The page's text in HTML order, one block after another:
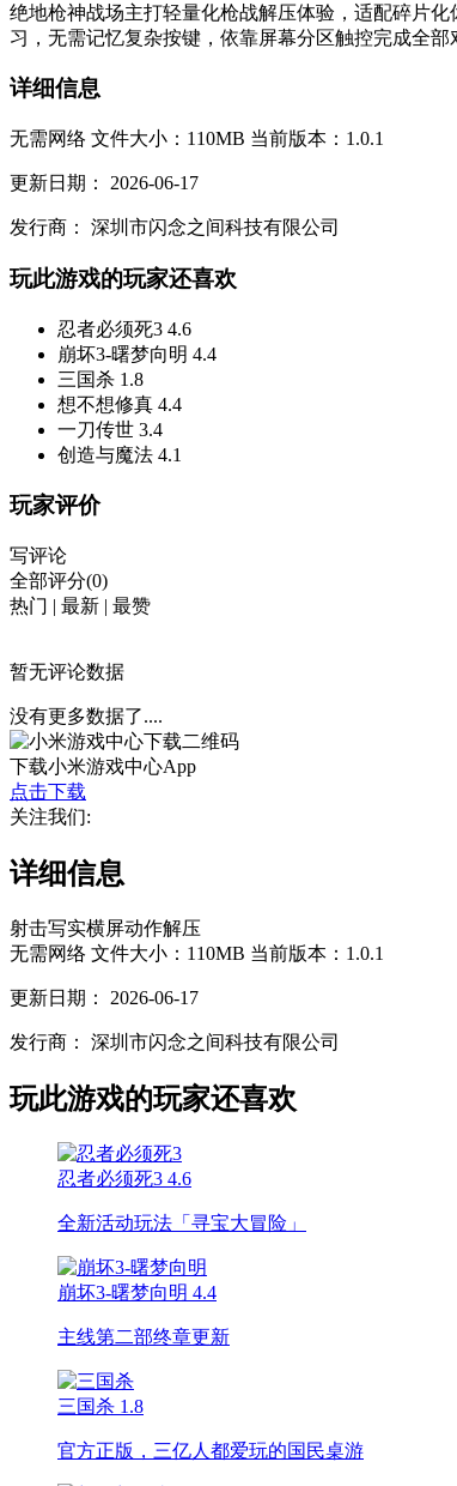
绝地枪神战场主打轻量化枪战解压体验，适配碎片
习，无需记忆复杂按键，依靠屏幕分区触控完成全
详细信息
无需网络 文件大小：110MB 当前版本：1.0.1
更新日期： 2026-06-17
发行商： 深圳市闪念之间科技有限公司
玩此游戏的玩家还喜欢
忍者必须死3 4.6
崩坏3-曙梦向明 4.4
三国杀 1.8
想不想修真 4.4
一刀传世 3.4
创造与魔法 4.1
玩家评价
写评论
全部评分(0)
热门 | 最新 | 最赞
暂无评论数据
没有更多数据了....
下载小米游戏中心App
点击下载
关注我们:
详细信息
射击写实横屏动作解压
无需网络 文件大小：110MB 当前版本：1.0.1
更新日期： 2026-06-17
发行商： 深圳市闪念之间科技有限公司
玩此游戏的玩家还喜欢
忍者必须死3 4.6
全新活动玩法「寻宝大冒险」
崩坏3-曙梦向明 4.4
主线第二部终章更新
三国杀 1.8
官方正版，三亿人都爱玩的国民桌游